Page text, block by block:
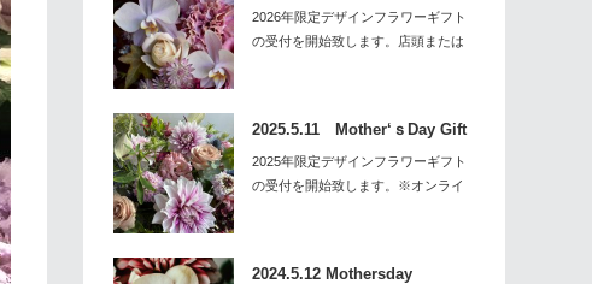
2026年限定デザインフラワーギフト
の受付を開始致します。店頭または
2025.5.11 Mother‘ｓDay Gift
2025年限定デザインフラワーギフト
の受付を開始致します。※オンライ
2024.5.12 Mothersday